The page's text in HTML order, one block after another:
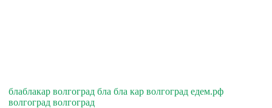
блаблакар волгоград бла бла кар волгоград едем.рф
волгоград волгоград